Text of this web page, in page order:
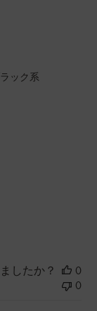
ック系
したか？
0
0